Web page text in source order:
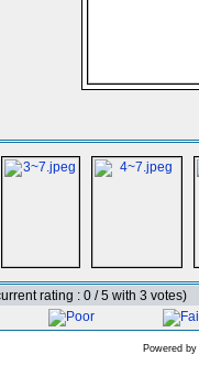
rating : 0 / 5 with 3 votes)
Powered by